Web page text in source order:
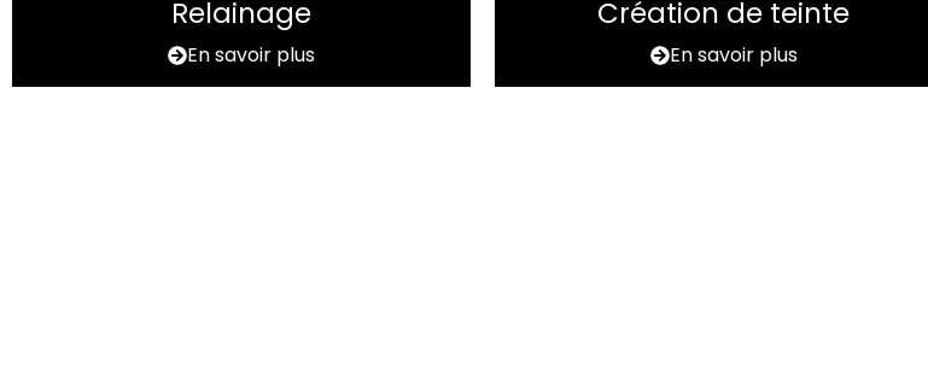
Relainage
En savoir plus
Création de teinte
En savoir plus